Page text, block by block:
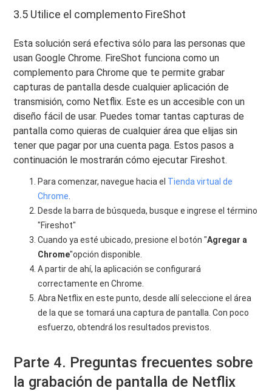
3.5 Utilice el complemento FireShot
Esta solución será efectiva sólo para las personas que
usan Google Chrome. FireShot funciona como un
complemento para Chrome que te permite grabar
capturas de pantalla desde cualquier aplicación de
transmisión, como Netflix. Este es un accesible con un
diseño fácil de usar. Puedes tomar tantas capturas de
pantalla como quieras de cualquier área que elijas sin
tener que pagar por una cuenta paga. Estos pasos a
continuación le mostrarán cómo ejecutar Fireshot.
Para comenzar, navegue hacia el Tienda virtual de
Chrome
Desde la barra de búsqueda, busque e ingrese el término
"Fireshot"
Cuando ya esté ubicado, presione el botón "Agregar a
Chrome"opción disponible.
A partir de ahí, la aplicación se configurará
correctamente en Chrome.
Abra Netflix en este punto, desde allí seleccione el área
de la que se tomará una captura de pantalla. Con poco
esfuerzo, obtendrá los resultados previstos.
Parte 4. Preguntas frecuentes sobre
la grabación de pantalla de Netflix